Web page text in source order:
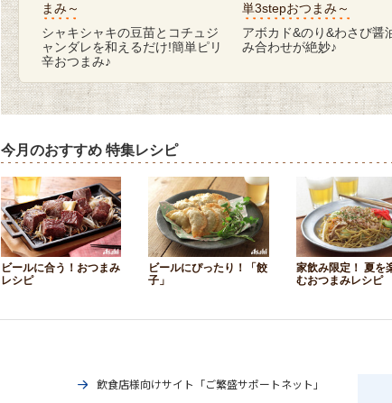
まみ～
シャキシャキの豆苗とコチュジ
ャンダレを和えるだけ!簡単ピリ
辛おつまみ♪
単3stepおつまみ～
アボカド&のり&わさび醤
み合わせが絶妙♪
今月のおすすめ 特集レシピ
ビールに合う！おつまみ
レシピ
ビールにぴったり！「餃
子」
家飲み限定！ 夏を
むおつまみレシピ
飲食店様向けサイト「ご繁盛サポートネット」